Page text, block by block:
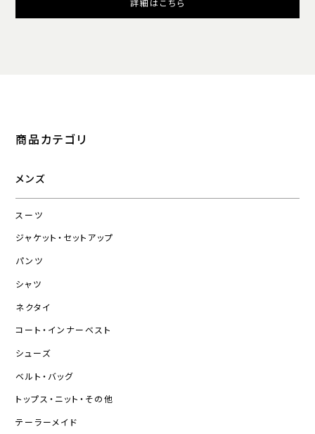
詳細はこちら
商品カテゴリ
メンズ
スーツ
ジャケット・セットアップ
パンツ
シャツ
ネクタイ
コート・インナーベスト
シューズ
ベルト・バッグ
トップス・ニット・その他
テーラーメイド